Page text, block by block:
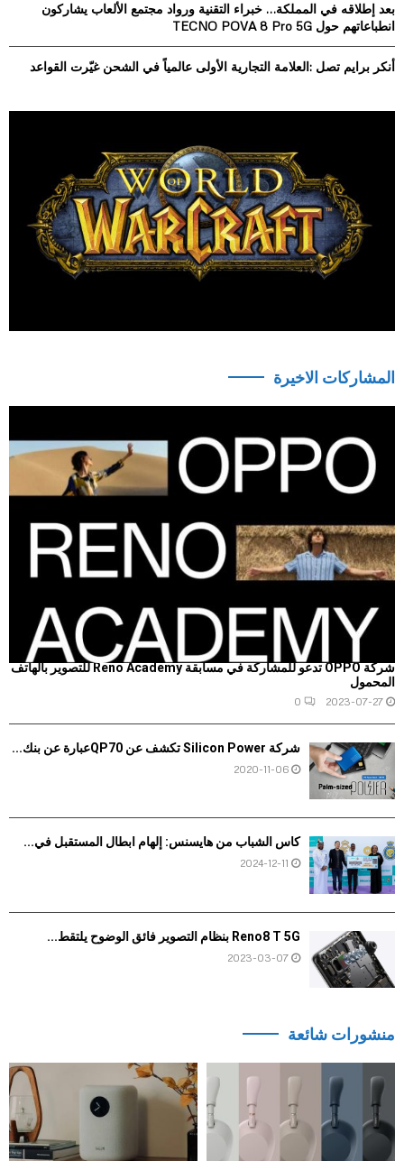
بعد إطلاقه في المملكة… خبراء التقنية ورواد مجتمع الألعاب يشاركون
انطباعاتهم حول TECNO POVA 8 Pro 5G
أنكر برايم تصل :العلامة التجارية الأولى عالمياً في الشحن غيّرت القواعد
المشاركات الاخيرة
شركة OPPO تدعو للمشاركة في مسابقة Reno Academy للتصوير بالهاتف
المحمول
2023-07-27
0
شركة Silicon Power تكشف عن QP70عبارة عن بنك...
2020-11-06
كأس الشباب من هايسنس: إلهام أبطال المستقبل في...
2024-12-11
Reno8 T 5G بنظام التصوير فائق الوضوح يلتقط...
2023-03-07
منشورات شائعة